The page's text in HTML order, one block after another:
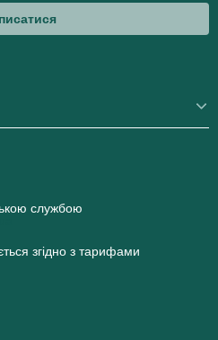
службою
згідно з тарифами